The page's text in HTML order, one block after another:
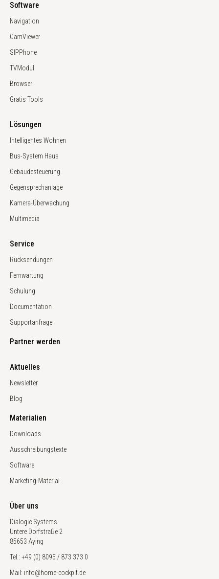
Software
Navigation
CamViewer
SIPPhone
TVModul
Browser
Gratis Tools
Lösungen
Intelligentes Wohnen
Bus-System Haus
Gebäudesteuerung
Gegensprechanlage
Kamera-Überwachung
Multimedia
Service
Rücksendungen
Fernwartung
Schulung
Documentation
Supportanfrage
Partner werden
Aktuelles
Newsletter
Blog
Materialien
Downloads
Ausschreibungstexte
Software
Marketing-Material
Über uns
Dialogic Systems
Untere Dorfstraße 2
85653 Aying
Tel.: +49 (0) 8095 / 873 373 0
Mail: info@home-cockpit.de